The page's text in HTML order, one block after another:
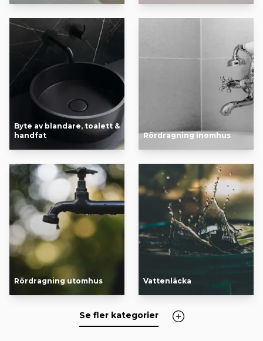
Byte av blandare, toalett &
handfat
Rördragning inomhus
Rördragning utomhus Vattenläcka
Se fler kategorier